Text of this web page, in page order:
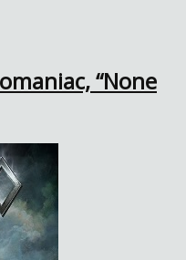
“None